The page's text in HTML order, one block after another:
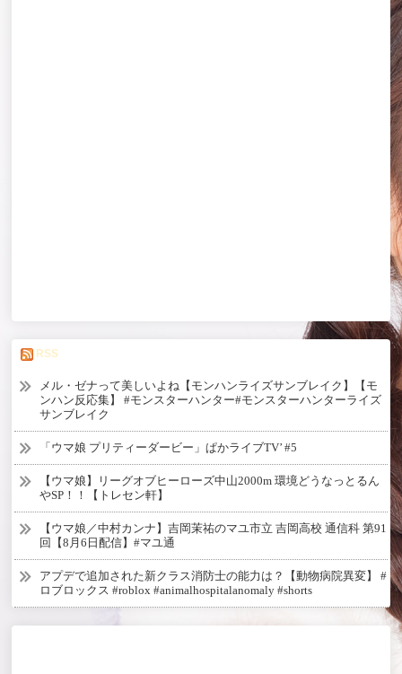
RSS
メル・ゼナって美しいよね【モンハンライズサンブレイク】【モ
ンハン反応集】 #モンスターハンター#モンスターハンターライズ
サンブレイク
「ウマ娘 プリティーダービー」ぱかライブTV’ #5
【ウマ娘】リーグオブヒーローズ中山2000m 環境どうなっとるん
やSP！！【トレセン軒】
【ウマ娘／中村カンナ】吉岡茉祐のマユ市立 吉岡高校 通信科 第91
回【8月6日配信】#マユ通
アプデで追加された新クラス消防士の能力は？【動物病院異変】 #
ロブロックス #roblox #animalhospitalanomaly #shorts